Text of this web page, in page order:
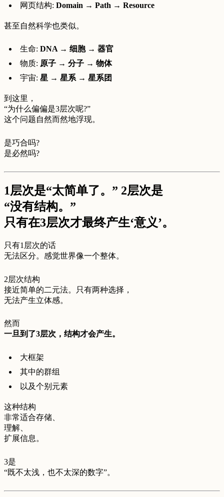
网页结构: Domain → Path → Resource
甚至自然科学也类似。
生命: DNA → 细胞 → 器官
物质: 原子 → 分子 → 物体
宇宙: 星 → 星系 → 星系团
到这里，
“为什么偏偏是3层次呢?”
这个问题自然而然地浮现。
是巧合吗?
是必然吗?
1层次是“太简单了。” 2层次是
“没有结构。”
只有在3层次才最终产生‘意义’。
只有1层次的话
无法区分。感觉世界像一个整体。
2层次结构
接近简单的二元法。只有两种选择，
无法产生立体感。
然而
一旦到了3层次，结构才会产生。
大框架
其中的群组
以及个别元素
这种结构
非常适合存储、
理解、
扩展信息。
3是
“既不太浅，也不太深的数字”。